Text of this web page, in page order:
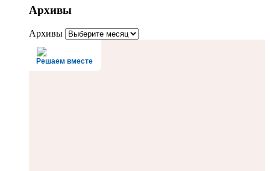
Архивы
Архивы
Решаем вместе